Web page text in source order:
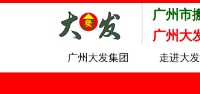
广州市
广州大
广州大发集团 走进大